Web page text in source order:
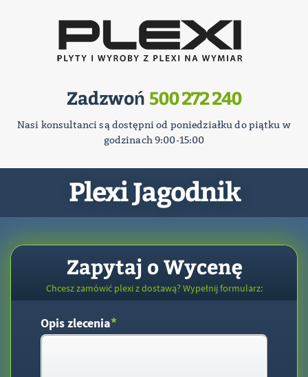
Zadzwoń 500 272 240
Nasi konsultanci są dostępni od poniedziałku do piątku w
godzinach 9:00-15:00
Plexi Jagodnik
Zapytaj o Wycenę
Chcesz zamówić plexi z dostawą? Wypełnij formularz:
Opis zlecenia*